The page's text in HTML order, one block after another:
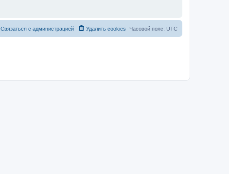
Часовой пояс: UTC
Удалить cookies
Связаться с администрацией